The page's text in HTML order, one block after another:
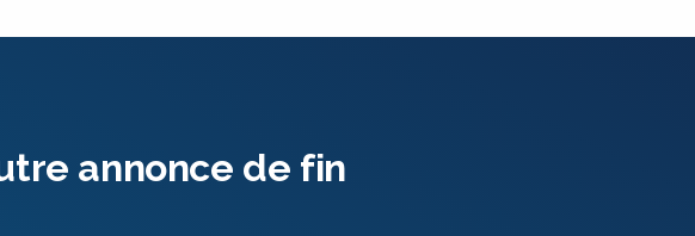
annonce de fin